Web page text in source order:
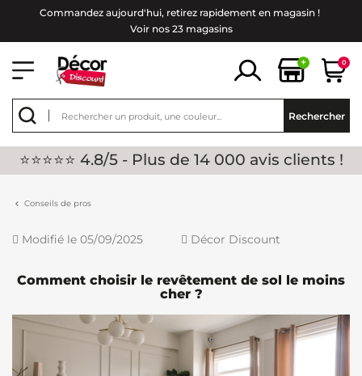
Commandez aujourd'hui, retirez rapidement en magasin !
Voir nos 23 magasins
+ 0
Rechercher
⭐⭐⭐⭐⭐ 4.8/5 - Plus de 14 000 avis clients !
Conseils de pros
Modifié le 05/09/2025 Décor Discount
Comment choisir le revêtement de sol le moins
cher ?